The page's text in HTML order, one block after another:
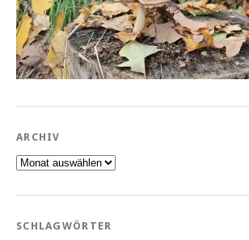
ARCHIV
Archiv
SCHLAGWÖRTER